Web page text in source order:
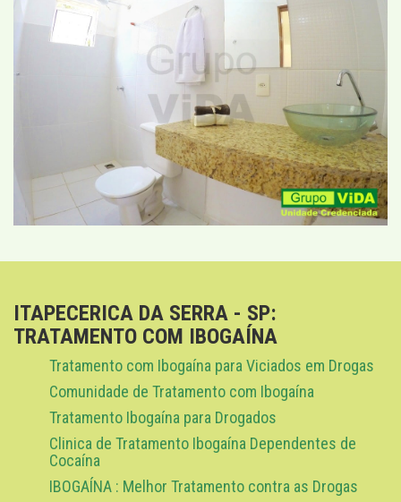
ITAPECERICA DA SERRA - SP:
TRATAMENTO COM IBOGAÍNA
Tratamento com Ibogaína para Viciados em Drogas
Comunidade de Tratamento com Ibogaína
Tratamento Ibogaína para Drogados
Clinica de Tratamento Ibogaína Dependentes de
Cocaína
IBOGAÍNA : Melhor Tratamento contra as Drogas